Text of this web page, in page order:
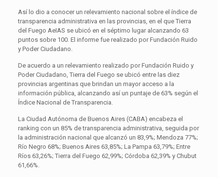
Así lo dio a conocer un relevamiento nacional sobre el índice de
transparencia administrativa en las provincias, en el que Tierra
del Fuego AeIAS se ubicó en el séptimo lugar alcanzando 63
puntos sobre 100. El informe fue realizado por Fundación Ruido
y Poder Ciudadano.
De acuerdo a un relevamiento realizado por Fundación Ruido y
Poder Ciudadano, Tierra del Fuego se ubicó entre las diez
provincias argentinas que brindan un mayor acceso a la
información pública, alcanzando así un puntaje de 63% según el
Índice Nacional de Transparencia.
La Ciudad Autónoma de Buenos Aires (CABA) encabeza el
ranking con un 85% de transparencia administrativa, seguida por
la administración nacional que alcanzó un 83,9%; Mendoza 77%;
Río Negro 68%; Buenos Aires 63,85%; La Pampa 63,79%; Entre
Ríos 63,26%; Tierra del Fuego 62,99%; Córdoba 62,39% y Chubut
61,66%.